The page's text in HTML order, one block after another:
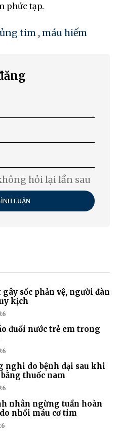
phức tạp.
tim , máu hiếm
hỏi lại lần sau
LUẬN
gây sốc phản vệ, người đàn
kịch
đuối nước trẻ em trong
nghi do bệnh dại sau khi
thuốc nam
nhân ngừng tuần hoàn
nhồi máu cơ tim